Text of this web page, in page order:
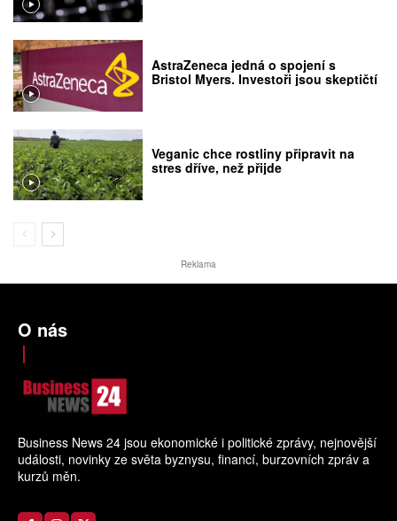
AstraZeneca jedná o spojení s
Bristol Myers. Investoři jsou skeptičtí
Veganic chce rostliny připravit na
stres dříve, než přijde
Reklama
O nás
Business News 24 jsou ekonomické i politické zprávy, nejnovější
události, novinky ze světa byznysu, financí, burzovních zpráv a
kurzů měn.